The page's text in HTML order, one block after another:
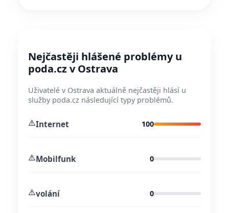
Nejčastěji hlášené problémy u
poda.cz v Ostrava
Uživatelé v Ostrava aktuálně nejčastěji hlásí u
služby poda.cz následující typy problémů.
⚠️Internet 100
⚠️Mobilfunk 0
⚠️volání 0